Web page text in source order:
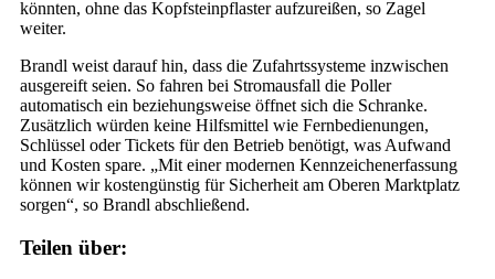
könnten, ohne das Kopfsteinpflaster aufzureißen, so Zagel
weiter.
Brandl weist darauf hin, dass die Zufahrtssysteme inzwischen
ausgereift seien. So fahren bei Stromausfall die Poller
automatisch ein beziehungsweise öffnet sich die Schranke.
Zusätzlich würden keine Hilfsmittel wie Fernbedienungen,
Schlüssel oder Tickets für den Betrieb benötigt, was Aufwand
und Kosten spare. „Mit einer modernen Kennzeichenerfassung
können wir kostengünstig für Sicherheit am Oberen Marktplatz
sorgen“, so Brandl abschließend.
Teilen über: